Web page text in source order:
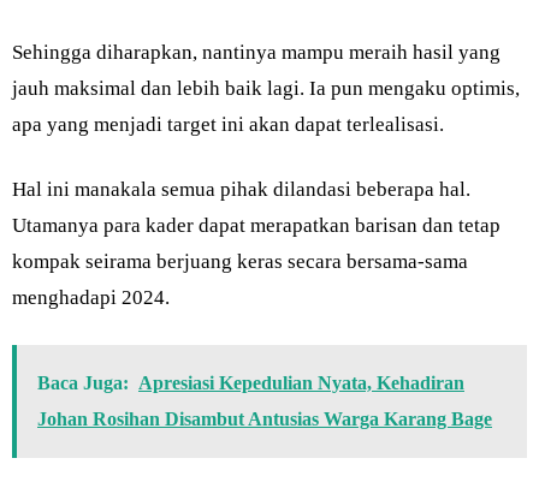
Sehingga diharapkan, nantinya mampu meraih hasil yang
jauh maksimal dan lebih baik lagi. Ia pun mengaku optimis,
apa yang menjadi target ini akan dapat terlealisasi.
Hal ini manakala semua pihak dilandasi beberapa hal.
Utamanya para kader dapat merapatkan barisan dan tetap
kompak seirama berjuang keras secara bersama-sama
menghadapi 2024.
Baca Juga: Apresiasi Kepedulian Nyata, Kehadiran
Johan Rosihan Disambut Antusias Warga Karang Bage